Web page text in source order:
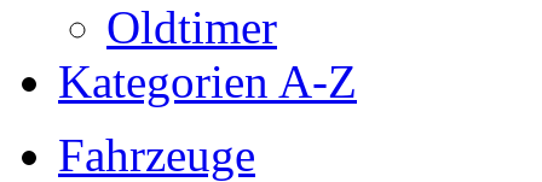
Oldtimer
Kategorien A-Z
Fahrzeuge